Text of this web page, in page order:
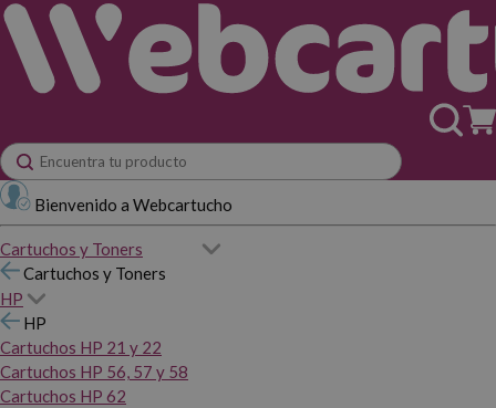
Bienvenido a Webcartucho
Cartuchos y Toners
Cartuchos y Toners
HP
HP
Cartuchos HP 21 y 22
Cartuchos HP 56, 57 y 58
Cartuchos HP 62